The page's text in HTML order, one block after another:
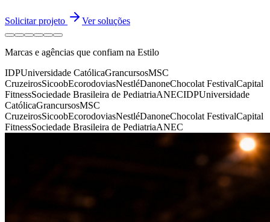
Solicitar projeto Ver soluções
Marcas e agências que confiam na Estilo
IDPUniversidade CatólicaGrancursosMSC
CruzeirosSicoobEcorodoviasNestléDanoneChocolat FestivalCapital
FitnessSociedade Brasileira de PediatriaANECIDPUniversidade
CatólicaGrancursosMSC
CruzeirosSicoobEcorodoviasNestléDanoneChocolat FestivalCapital
FitnessSociedade Brasileira de PediatriaANEC